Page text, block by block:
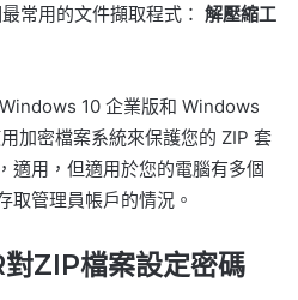
常用的文件擷取程式： 解壓縮工
10 企業版和 Windows
加密檔案系統來保護您的 ZIP 套
適用，但適用於您的電腦有多個
取管理員帳戶的情況。
ZIP檔案設定密碼